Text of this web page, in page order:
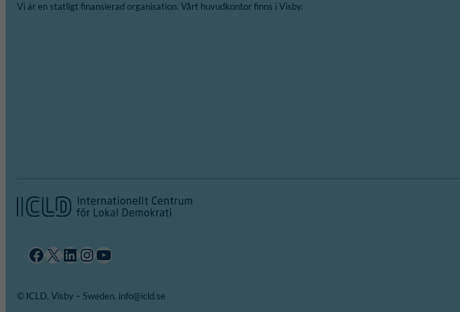
Vi är en statligt finansierad organisation. Vårt huvudkontor finns i Visby.
Facebook X LinkedIn InstagramYouTube
© ICLD, Visby – Sweden. info@icld.se